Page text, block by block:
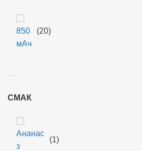
850
мАч
(20)
СМАК
Ананас
з
(1)